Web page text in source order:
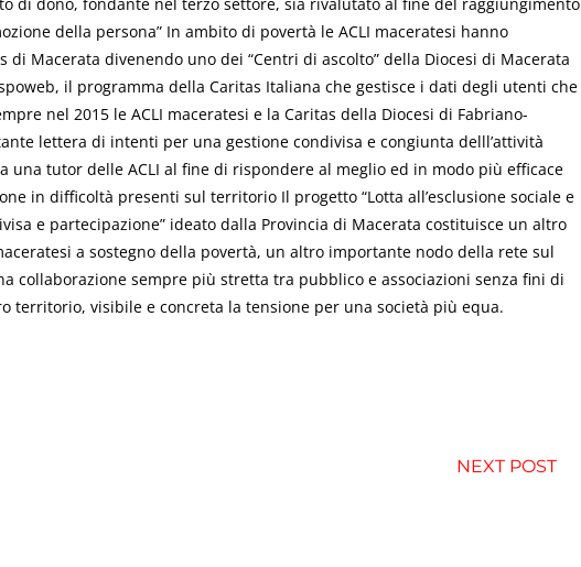
della persona” In ambito di povertà le ACLI maceratesi hanno
di Macerata divenendo uno dei “Centri di ascolto” della Diocesi di Macerata
il programma della Caritas Italiana che gestisce i dati degli utenti che
nel 2015 le ACLI maceratesi e la Caritas della Diocesi di Fabriano-
lettera di intenti per una gestione condivisa e congiunta delll’attività
una tutor delle ACLI al fine di rispondere al meglio ed in modo più efficace
in difficoltà presenti sul territorio Il progetto “Lotta all’esclusione sociale e
e partecipazione” ideato dalla Provincia di Macerata costituisce un altro
a sostegno della povertà, un altro importante nodo della rete sul
collaborazione sempre più stretta tra pubblico e associazioni senza fini di
territorio, visibile e concreta la tensione per una società più equa.
NEXT POST